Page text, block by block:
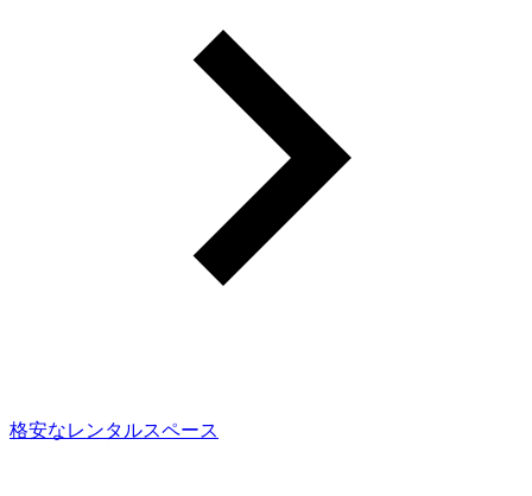
格安なレンタルスペース